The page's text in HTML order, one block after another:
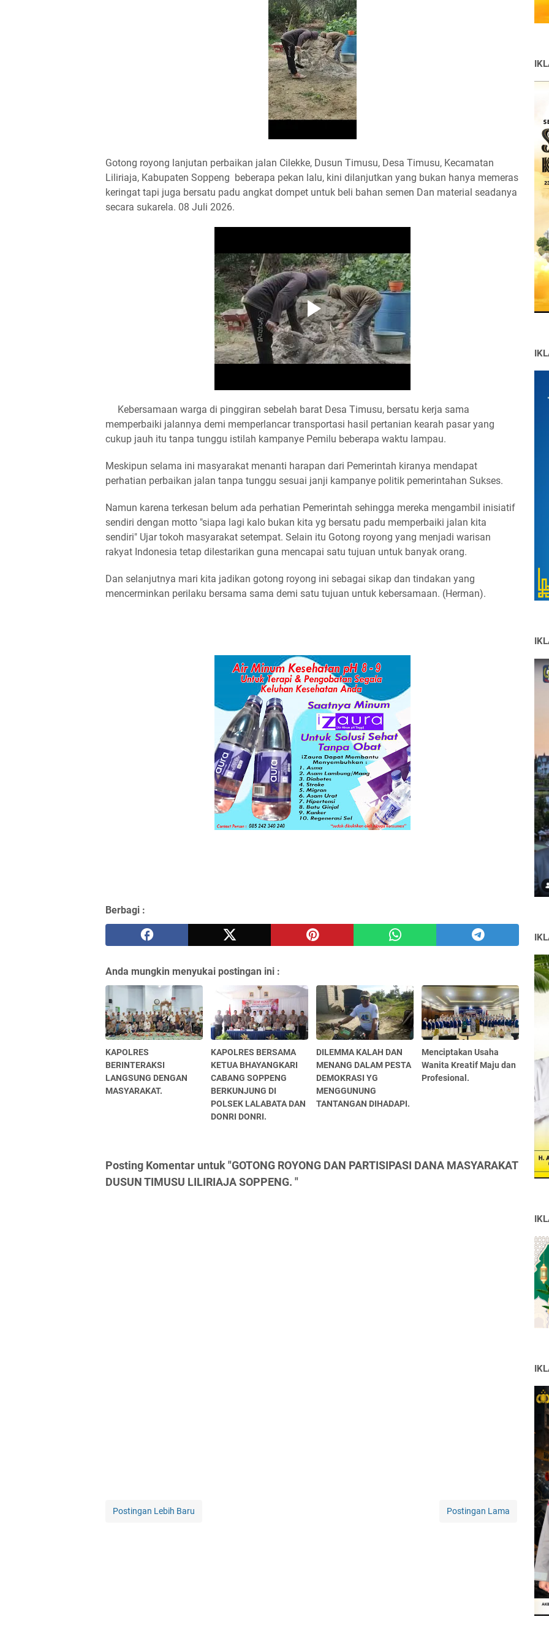
Gotong royong lanjutan perbaikan jalan Cilekke, Dusun Timusu, Desa Timusu, Kecamatan
Liliriaja, Kabupaten Soppeng beberapa pekan lalu, kini dilanjutkan yang bukan hanya memeras
keringat tapi juga bersatu padu angkat dompet untuk beli bahan semen Dan material seadanya
secara sukarela. 08 Juli 2026.
Kebersamaan warga di pinggiran sebelah barat Desa Timusu, bersatu kerja sama
memperbaiki jalannya demi memperlancar transportasi hasil pertanian kearah pasar yang
cukup jauh itu tanpa tunggu istilah kampanye Pemilu beberapa waktu lampau.
Meskipun selama ini masyarakat menanti harapan dari Pemerintah kiranya mendapat
perhatian perbaikan jalan tanpa tunggu sesuai janji kampanye politik pemerintahan Sukses.
Namun karena terkesan belum ada perhatian Pemerintah sehingga mereka mengambil inisiatif
sendiri dengan motto "siapa lagi kalo bukan kita yg bersatu padu memperbaiki jalan kita
sendiri" Ujar tokoh masyarakat setempat. Selain itu Gotong royong yang menjadi warisan
rakyat Indonesia tetap dilestarikan guna mencapai satu tujuan untuk banyak orang.
Dan selanjutnya mari kita jadikan gotong royong ini sebagai sikap dan tindakan yang
mencerminkan perilaku bersama sama demi satu tujuan untuk kebersamaan. (Herman).
Berbagi :
Anda mungkin menyukai postingan ini :
KAPOLRES
BERINTERAKSI
LANGSUNG DENGAN
MASYARAKAT.
KAPOLRES BERSAMA
KETUA BHAYANGKARI
CABANG SOPPENG
BERKUNJUNG DI
POLSEK LALABATA DAN
DONRI DONRI.
DILEMMA KALAH DAN
MENANG DALAM PESTA
DEMOKRASI YG
MENGGUNUNG
TANTANGAN DIHADAPI.
Menciptakan Usaha
Wanita Kreatif Maju dan
Profesional.
Posting Komentar untuk "GOTONG ROYONG DAN PARTISIPASI DANA MASYARAKAT
DUSUN TIMUSU LILIRIAJA SOPPENG. "
Postingan Lebih Baru Postingan Lama